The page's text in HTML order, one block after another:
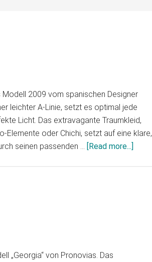
2009 vom spanischen Designer
leichter A-Linie, setzt es optimal jede
Licht. Das extravagante Traumkleid,
Elemente oder Chichi, setzt auf eine klare,
seinen passenden … [Read more...]
„Georgia“ von Pronovias. Das